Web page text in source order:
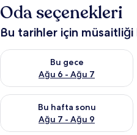
Oda seçenekleri
Bu tarihler için
Bu gece
Ağu 6 - Ağu 7
Bu gece için müsaitliği kontrol
Bu hafta sonu
Ağu 7 - Ağu 9
Bu hafta sonu için müsaitliği